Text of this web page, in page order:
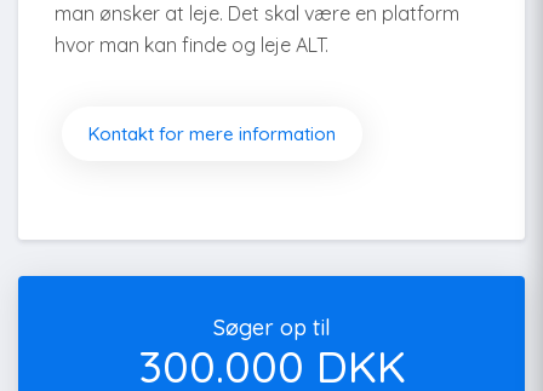
man ønsker at leje. Det skal være en platform
hvor man kan finde og leje ALT.
Kontakt for mere information
Søger op til
300.000 DKK